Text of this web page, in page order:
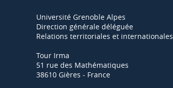
Université Grenoble Alpes
Direction générale déléguée
Relations territoriales et internationales
Tour Irma
51 rue des Mathématiques
38610 Gières - France